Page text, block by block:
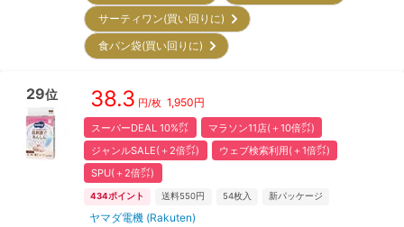
サーティワン(買い回りに)
食パン袋(買い回りに)
29位 38.3 円/枚 1,950円
スーパーDEAL 10%㌽
マラソン11店(＋10倍㌽)
ジャンルSALE(＋2倍㌽)
ウェブ検索利用(＋1倍㌽)
SPU(＋2倍㌽)
434ポイント 送料550円 54枚入 新パッケージ
ヤマダ電機 (Rakuten)